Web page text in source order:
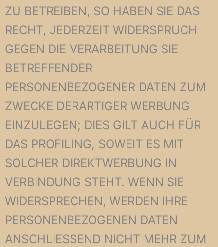
ZU BETREIBEN, SO HABEN SIE DAS
RECHT, JEDERZEIT WIDERSPRUCH
GEGEN DIE VERARBEITUNG SIE
BETREFFENDER
PERSONENBEZOGENER DATEN ZUM
ZWECKE DERARTIGER WERBUNG
EINZULEGEN; DIES GILT AUCH FÜR
DAS PROFILING, SOWEIT ES MIT
SOLCHER DIREKTWERBUNG IN
VERBINDUNG STEHT. WENN SIE
WIDERSPRECHEN, WERDEN IHRE
PERSONENBEZOGENEN DATEN
ANSCHLIESSEND NICHT MEHR ZUM